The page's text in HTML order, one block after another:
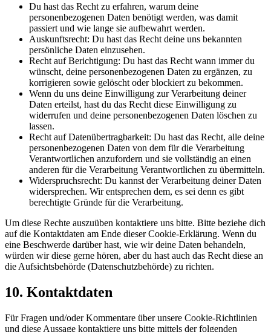
Du hast das Recht zu erfahren, warum deine
personenbezogenen Daten benötigt werden, was damit
passiert und wie lange sie aufbewahrt werden.
Auskunftsrecht: Du hast das Recht deine uns bekannten
persönliche Daten einzusehen.
Recht auf Berichtigung: Du hast das Recht wann immer du
wünscht, deine personenbezogenen Daten zu ergänzen, zu
korrigieren sowie gelöscht oder blockiert zu bekommen.
Wenn du uns deine Einwilligung zur Verarbeitung deiner
Daten erteilst, hast du das Recht diese Einwilligung zu
widerrufen und deine personenbezogenen Daten löschen zu
lassen.
Recht auf Datenübertragbarkeit: Du hast das Recht, alle deine
personenbezogenen Daten von dem für die Verarbeitung
Verantwortlichen anzufordern und sie vollständig an einen
anderen für die Verarbeitung Verantwortlichen zu übermitteln.
Widerspruchsrecht: Du kannst der Verarbeitung deiner Daten
widersprechen. Wir entsprechen dem, es sei denn es gibt
berechtigte Gründe für die Verarbeitung.
Um diese Rechte auszuüben kontaktiere uns bitte. Bitte beziehe dich
auf die Kontaktdaten am Ende dieser Cookie-Erklärung. Wenn du
eine Beschwerde darüber hast, wie wir deine Daten behandeln,
würden wir diese gerne hören, aber du hast auch das Recht diese an
die Aufsichtsbehörde (Datenschutzbehörde) zu richten.
10. Kontaktdaten
Für Fragen und/oder Kommentare über unsere Cookie-Richtlinien
und diese Aussage kontaktiere uns bitte mittels der folgenden